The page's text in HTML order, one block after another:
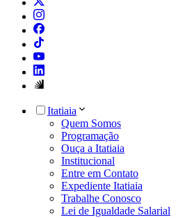
Itatiaia
Quem Somos
Programação
Ouça a Itatiaia
Institucional
Entre em Contato
Expediente Itatiaia
Trabalhe Conosco
Lei de Igualdade Salarial